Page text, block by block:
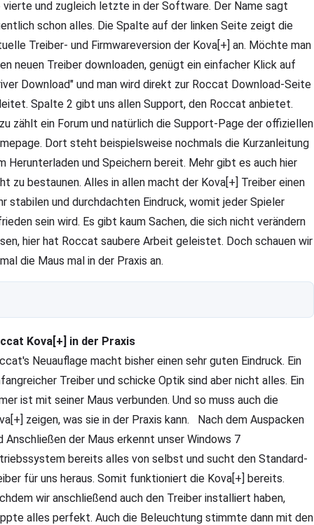
vierte und zugleich letzte in der Software. Der Name sagt
schon alles. Die Spalte auf der linken Seite zeigt die
Treiber- und Firmwareversion der Kova[+] an. Möchte man
neuen Treiber downloaden, genügt ein einfacher Klick auf
Download" und man wird direkt zur Roccat Download-Seite
Spalte 2 gibt uns allen Support, den Roccat anbietet.
zählt ein Forum und natürlich die Support-Page der offiziellen
Dort steht beispielsweise nochmals die Kurzanleitung
Herunterladen und Speichern bereit. Mehr gibt es auch hier
zu bestaunen. Alles in allen macht der Kova[+] Treiber einen
stabilen und durchdachten Eindruck, womit jeder Spieler
sein wird. Es gibt kaum Sachen, die sich nicht verändern
hier hat Roccat saubere Arbeit geleistet. Doch schauen wir
die Maus mal in der Praxis an.
Kova[+] in der Praxis
Neuauflage macht bisher einen sehr guten Eindruck. Ein
Treiber und schicke Optik sind aber nicht alles. Ein
ist mit seiner Maus verbunden. Und so muss auch die
zeigen, was sie in der Praxis kann. Nach dem Auspacken
Anschließen der Maus erkennt unser Windows 7
bereits alles von selbst und sucht den Standard-
für uns heraus. Somit funktioniert die Kova[+] bereits.
wir anschließend auch den Treiber installiert haben,
alles perfekt. Auch die Beleuchtung stimmte dann mit den